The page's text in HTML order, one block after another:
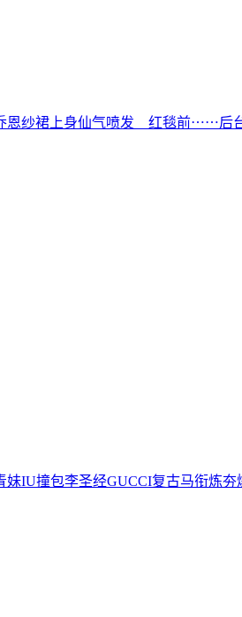
恩纱裙上身仙气喷发 红毯前⋯⋯后
妹IU撞包李圣经GUCCI复古马衔炼夯